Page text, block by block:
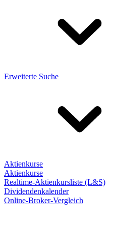
Erweiterte Suche
Aktienkurse
Aktienkurse
Realtime-Aktienkursliste (L&S)
Dividendenkalender
Online-Broker-Vergleich